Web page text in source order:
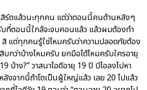
ร์ตแล้วนะทุกคน แต่ว่าตอนนี้คนด้านหลังๆ
บที่ตอนนี้ใกล้จะจบคอนแล้ว แล้วผมต้องทำ
สิ แต่ทุกคนรู้ใช่ไหมครับว่าความปลอดภัยต้อง
กว่าบ้างไหมครับ ยกมือได้ไหมครับใครอายุ
บ้าง?” วาสนาไอดีอายุ 19 ปี บีไอลงไปหา
ลังจากนี้ถ้าโตเป็นผู้ใหญ่แล้ว เลย 20 ไปแล้ว